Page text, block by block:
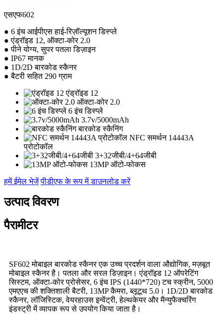
एसएफ602
● 6 इंच आईपीएस हाई-रिज़ॉल्यूशन डिस्प्ले
● एंड्रॉइड 12, ऑक्टा-कोर 2.0
● पीने योग्य, सुपर पतला डिज़ाइन
● IP67 मानक
● 1D/2D बारकोड स्कैनर
● बैटरी सहित 290 ग्राम
एंड्रॉइड 12
ऑक्टा-कोर 2.0
6 इंच डिस्प्ले
3.7v/5000mAh
बारकोड स्कैनिंग
NFC समर्थन 14443A
प्रोटोकॉल
3+32जीबी/4+64जीबी
13MP ऑटो-फोकस
हमें ईमेल भेजें पीडीएफ के रूप में डाउनलोड करें
उत्पाद विवरण
पैरामीटर
SF602 मोबाइल बारकोड स्कैनर एक उच्च प्रदर्शन वाला औद्योगिक, मज़बूत
मोबाइल स्कैनर है। पतला और सरल डिज़ाइन। एंड्रॉइड 12 ऑपरेटिंग
सिस्टम, ऑक्टा-कोर प्रोसेसर, 6 इंच IPS (1440*720) टच स्क्रीन, 5000
एमएएच की शक्तिशाली बैटरी, 13MP कैमरा, ब्लूटूथ 5.0। 1D/2D बारकोड
स्कैनर, लॉजिस्टिक, वेयरहाउस इन्वेंट्री, हेल्थकेयर और मैन्युफैक्चरिंग
इंडस्ट्री में व्यापक रूप से उपयोग किया जाता है।